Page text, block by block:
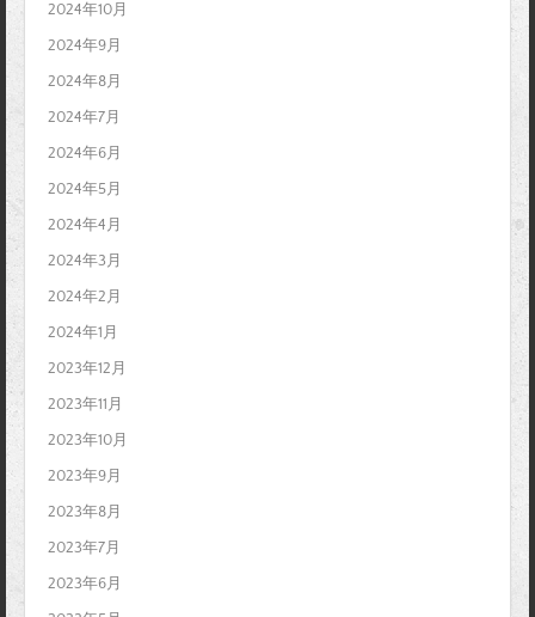
2024年10月
2024年9月
2024年8月
2024年7月
2024年6月
2024年5月
2024年4月
2024年3月
2024年2月
2024年1月
2023年12月
2023年11月
2023年10月
2023年9月
2023年8月
2023年7月
2023年6月